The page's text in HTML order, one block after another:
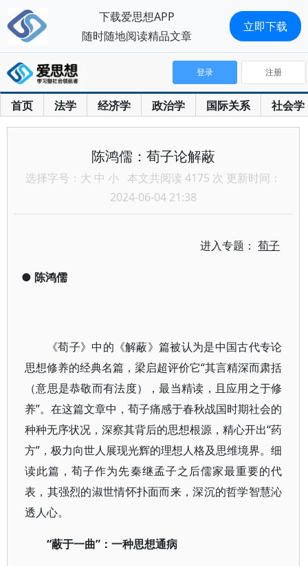
首页 法学 经济学 政治学 国际关系 社会学
登录 注册
陈鸿儒：荀子论解蔽
选择字号： 大 中 小 本文共阅读 4175 次 更新时间：
2024-06-04 21:38
进入专题：荀子
● 陈鸿儒
《荀子》中的《解蔽》篇被认为是中国古代专论
思想修养的经典名篇，梁启超评价它“其言精深而肃括
（意思是恭敬而有法度），最当精读，且应用之于修
养”。在这篇文章中，荀子痛感于春秋战国时期社会的
种种无序状况，深察其背后的思想根源，精心开出“药
方”，极力向世人展现光辉的理想人格及思维境界。细
读此篇，荀子作为先秦继孟子之后儒家最重要的代
表，其强烈的淑世情怀扑面而来，深沉的哲学智慧沁
透人心。
“蔽于一曲”：一种思想通病
下载爱思想APP
随时随地阅读精品文章
立即下载